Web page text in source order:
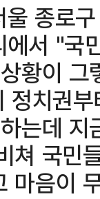
종로
서 "국
황이
치권
는데
쳐 국민
마음이